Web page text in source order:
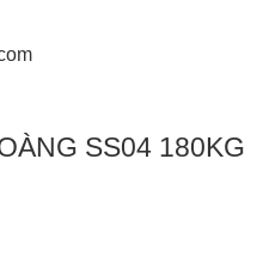
SS04 180KG